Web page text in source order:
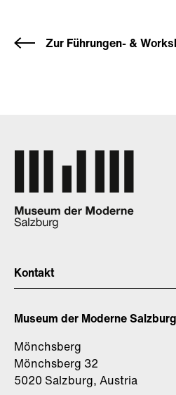
Zur Führungen- &
Kontakt
Museum der Moderne Salzburg
Mönchsberg
Mönchsberg 32
5020 Salzburg, Austria